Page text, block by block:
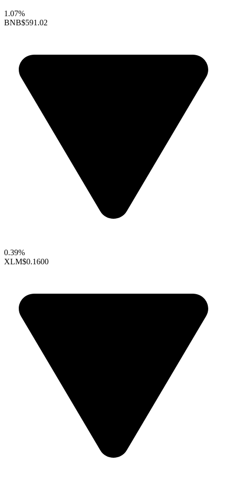
1.07%
BNB$591.02
0.39%
XLM$0.1600